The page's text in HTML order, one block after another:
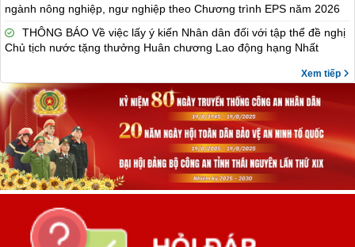
ngành nông nghiệp, ngư nghiệp theo Chương trình EPS năm 2026
THÔNG BÁO Về việc lấy ý kiến Nhân dân đối với tập thể đề nghị
Chủ tịch nước tặng thưởng Huân chương Lao động hạng Nhất
Xem tiếp